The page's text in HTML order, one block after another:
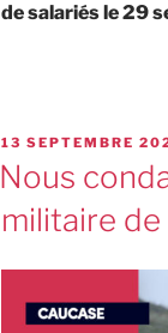
de salariés le 29
13 SEPTEMBRE
Nous
militaire de